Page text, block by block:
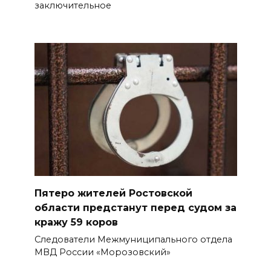
заключительное
Пятеро жителей Ростовской
области предстанут перед судом за
кражу 59 коров
Следователи Межмуниципального отдела
МВД России «Морозовский»